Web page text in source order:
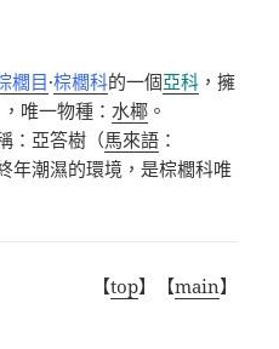
櫚目·棕櫚科的一個亞科 ，擁
唯一物種：水椰 。
：亞答樹（馬來語 ：
年潮濕的環境，是棕櫚科唯
【top】【main】